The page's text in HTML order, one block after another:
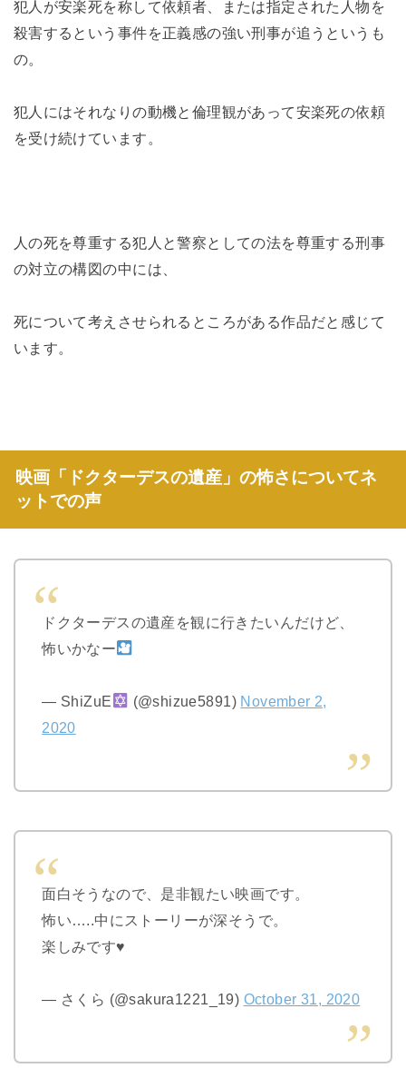
犯人が安楽死を称して依頼者、または指定された人物を
殺害するという事件を正義感の強い刑事が追うというも
の。
犯人にはそれなりの動機と倫理観があって安楽死の依頼
を受け続けています。
人の死を尊重する犯人と警察としての法を尊重する刑事
の対立の構図の中には、
死について考えさせられるところがある作品だと感じて
います。
映画「ドクターデスの遺産」の怖さについてネ
ットでの声
ドクターデスの遺産を観に行きたいんだけど、
怖いかなー
— ShiZuE (@shizue5891) November 2,
2020
面白そうなので、是非観たい映画です。
怖い…..中にストーリーが深そうで。
楽しみです♥
— さくら (@sakura1221_19) October 31, 2020